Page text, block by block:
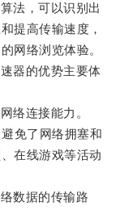
法，可以识别出
提高传输速度，
网络浏览体验。
器的优势主要体
连接能力。
免了网络拥塞和
在线游戏等活动
数据的传输路